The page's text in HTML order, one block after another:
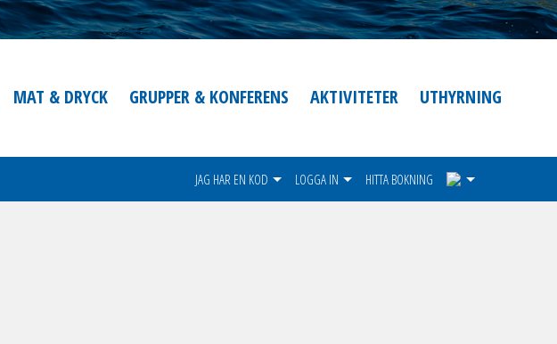
MAT & DRYCK GRUPPER & KONFERENS AKTIVITETER UTHYRNING
JAG HAR EN KOD LOGGA IN HITTA BOKNING